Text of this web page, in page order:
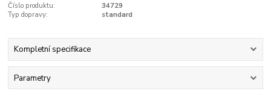
Číslo produktu:
34729
Typ dopravy:
standard
Kompletní specifikace
Parametry